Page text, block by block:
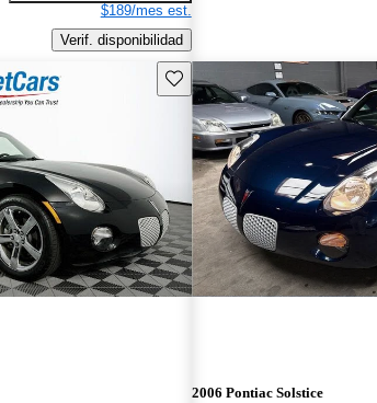
$189/mes est.
Verif. disponibilidad
Guarda este Aviso
2006 Pontiac Solstice